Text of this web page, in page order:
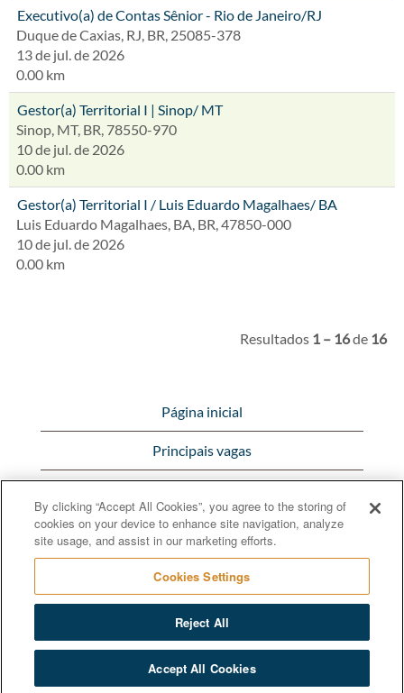
Executivo(a) de Contas Sênior - Rio de Janeiro/RJ
Duque de Caxias, RJ, BR, 25085-378
13 de jul. de 2026
0.00 km
Gestor(a) Territorial I | Sinop/ MT
Sinop, MT, BR, 78550-970
10 de jul. de 2026
0.00 km
Gestor(a) Territorial I / Luis Eduardo Magalhaes/ BA
Luis Eduardo Magalhaes, BA, BR, 47850-000
10 de jul. de 2026
0.00 km
Resultados 1 – 16de 16
Página inicial
Principais vagas
Bunge.com.br
© 2020 Bunge Limited
By clicking “Accept All Cookies”, you agree to the storing of
cookies on your device to enhance site navigation, analyze
site usage, and assist in our marketing efforts.
Cookies Settings
Reject All
Accept All Cookies